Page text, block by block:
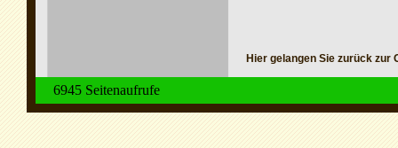
Hier gelangen Sie zurück zur